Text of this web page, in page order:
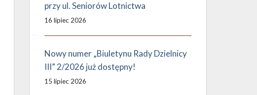
przy ul. Seniorów Lotnictwa
16 lipiec 2026
Nowy numer „Biuletynu Rady Dzielnicy
III” 2/2026 już dostępny!
15 lipiec 2026